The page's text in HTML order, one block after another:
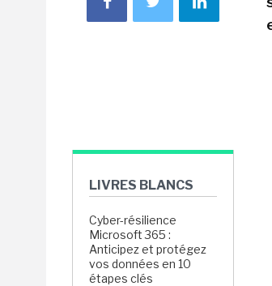
LIVRES BLANCS
Cyber-résilience
Microsoft 365 :
Anticipez et protégez
vos données en 10
étapes clés